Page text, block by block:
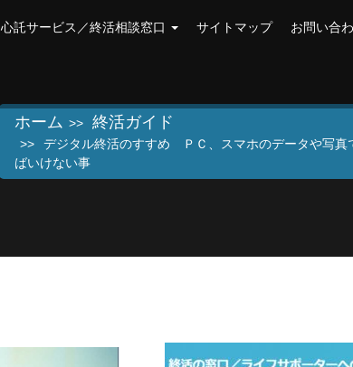
心託サービス／終活相談窓口 サイトマップ お問い合
ホーム 終活ガイド
デジタル終活のすすめ ＰＣ、スマホのデータや写真
ばいけない事